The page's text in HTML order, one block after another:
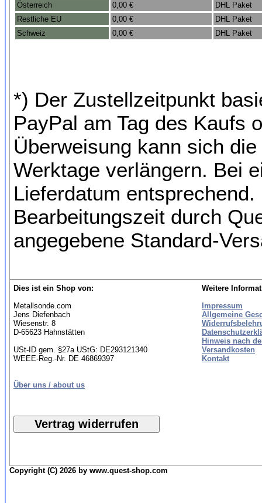
Österreich
0,00 €
DHL Paket
Restliche EU
0,00 €
DHL Paket
Schweiz
0,00 € DHL Paket
*) Der Zustellzeitpunkt
PayPal am Tag des Kaufs
Überweisung kann sich
Werktage verlängern. Bei
Lieferdatum
Bearbeitungszeit durch
angegebene Standard-
Dies ist ein Shop von:
Metallsonde.com
Jens Diefenbach
Wiesenstr. 8
D-65623 Hahnstätten
USt-ID gem. §27a UStG: DE293121340
WEEE-Reg.-Nr. DE 46869397
Über uns / about us
Weitere
Impressum
Allgemeine
Hinweis nach
Versandkosten
Kontakt
Copyright (C) 2026 by www.quest-shop.com